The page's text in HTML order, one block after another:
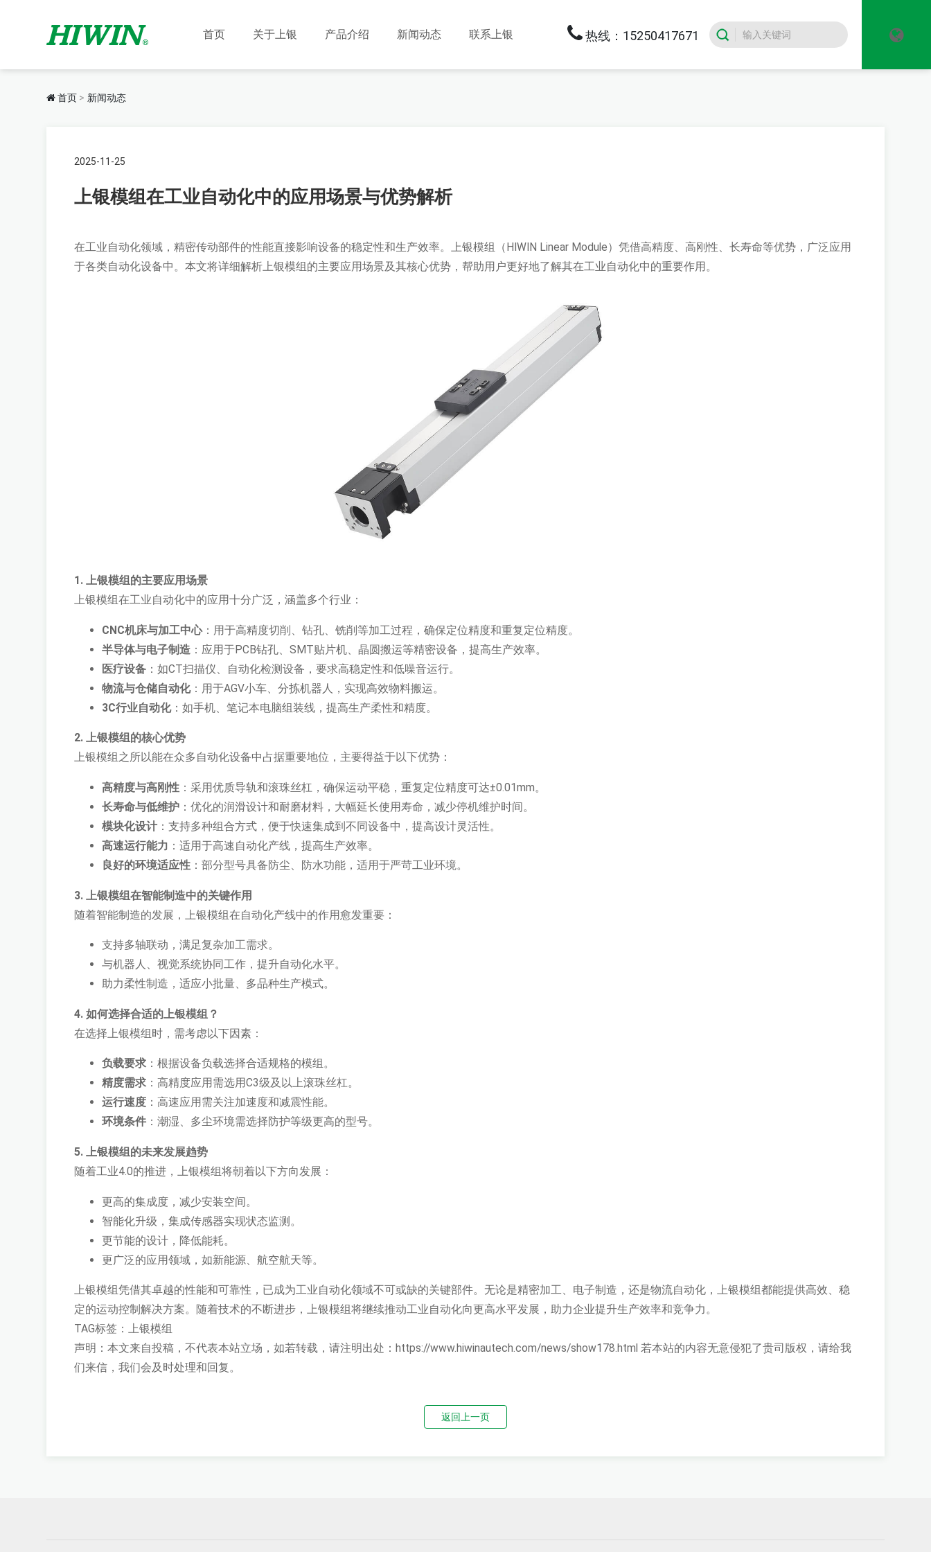
首页 关于上银 产品介绍 新闻动态 联系上银 热线：15250417671
首页 新闻动态
2025-11-25
上银模组在工业自动化中的应用场景与优势解析
在工业自动化领域，精密传动部件的性能直接影响设备的稳定性和生产效率。上银模组（HIWIN Linear Module）凭借高精度、高刚性、长寿命等优势，广泛应用
于各类自动化设备中。本文将详细解析上银模组的主要应用场景及其核心优势，帮助用户更好地了解其在工业自动化中的重要作用。
1. 上银模组的主要应用场景
上银模组在工业自动化中的应用十分广泛，涵盖多个行业：
CNC机床与加工中心：用于高精度切削、钻孔、铣削等加工过程，确保定位精度和重复定位精度。
半导体与电子制造 ：应用于PCB钻孔、SMT贴片机、晶圆搬运等精密设备，提高生产效率。
医疗设备 ：如CT扫描仪、自动化检测设备，要求高稳定性和低噪音运行。
物流与仓储自动化：用于AGV小车、分拣机器人，实现高效物料搬运。
3C行业自动化：如手机、笔记本电脑组装线，提高生产柔性和精度。
2. 上银模组的核心优势
上银模组之所以能在众多自动化设备中占据重要地位，主要得益于以下优势：
高精度与高刚性 ：采用优质导轨和滚珠丝杠，确保运动平稳，重复定位精度可达±0.01mm。
长寿命与低维护 ：优化的润滑设计和耐磨材料，大幅延长使用寿命，减少停机维护时间。
模块化设计 ：支持多种组合方式，便于快速集成到不同设备中，提高设计灵活性。
高速运行能力 ：适用于高速自动化产线，提高生产效率。
良好的环境适应性 ：部分型号具备防尘、防水功能，适用于严苛工业环境。
3. 上银模组在智能制造中的关键作用
随着智能制造的发展，上银模组在自动化产线中的作用愈发重要：
支持多轴联动，满足复杂加工需求。
与机器人、视觉系统协同工作，提升自动化水平。
助力柔性制造，适应小批量、多品种生产模式。
4. 如何选择合适的上银模组？
在选择上银模组时，需考虑以下因素：
负载要求 ：根据设备负载选择合适规格的模组。
精度需求 ：高精度应用需选用C3级及以上滚珠丝杠。
运行速度 ：高速应用需关注加速度和减震性能。
环境条件 ：潮湿、多尘环境需选择防护等级更高的型号。
5. 上银模组的未来发展趋势
随着工业4.0的推进，上银模组将朝着以下方向发展：
更高的集成度，减少安装空间。
智能化升级，集成传感器实现状态监测。
更节能的设计，降低能耗。
更广泛的应用领域，如新能源、航空航天等。
上银模组凭借其卓越的性能和可靠性，已成为工业自动化领域不可或缺的关键部件。无论是精密加工、电子制造，还是物流自动化，上银模组都能提供高效、稳
定的运动控制解决方案。随着技术的不断进步，上银模组将继续推动工业自动化向更高水平发展，助力企业提升生产效率和竞争力。
TAG标签：上银模组
声明：本文来自投稿，不代表本站立场，如若转载，请注明出处： https://www.hiwinautech.com/news/show178.html 若本站的内容无意侵犯了贵司版权，请给我
们来信，我们会及时处理和回复。
返回上一页